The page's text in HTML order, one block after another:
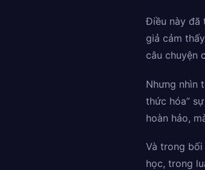
Điều này đã
giả cảm
câu chuyện
Nhưng nhìn
thức hóa”
hoàn hảo,
Và trong
học, trong